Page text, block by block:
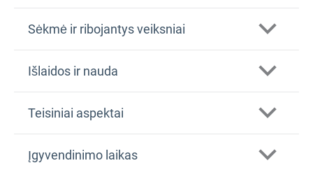
Sėkmė ir ribojantys veiksniai
Išlaidos ir nauda
Teisiniai aspektai
Įgyvendinimo laikas